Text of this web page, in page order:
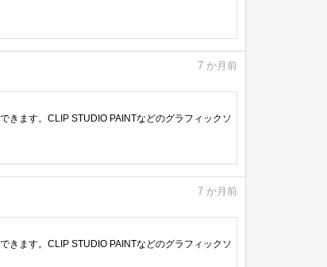
7 か月前
きます。CLIP STUDIO PAINTなどのグラフィックソ
7 か月前
きます。CLIP STUDIO PAINTなどのグラフィックソ